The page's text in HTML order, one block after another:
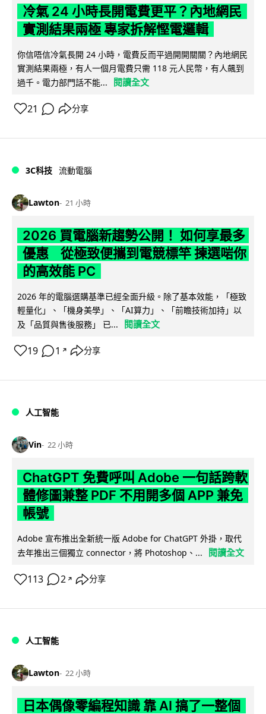
冷氣 24 小時長開電費更平？內地網民
實測結果兩極 專家拆解慳電邏輯
你信唔信冷氣長開 24 小時，電費反而平過開開關關？內地網民
實測結果兩極，有人一個月電費只需 118 元人民幣，有人飆到
過千。電力部門話不能...
閱讀全文
21 分享
3C科技 流動電腦
Lawton 21 小時
2026 買電腦新趨勢公開！ 如何享最多
優惠 從極致便攜到電競標竿 揀選啱你
的高效能 PC
2026 年的電腦選購基準已經全面升級。除了基本效能，「極致
輕量化」、「機身美學」、「AI算力」、「前瞻技術加持」以
及「品質與售後服務」 已...
閱讀全文
19 1 ↗ 分享
人工智能
Vin 22 小時
ChatGPT 免費呼叫 Adobe 一句話跨軟
體修圖兼整 PDF 不用開多個 APP 兼免
帳號
Adobe 宣布推出全新統一版 Adobe for ChatGPT 外掛，取代
去年推出三個獨立 connector，將 Photoshop、...
閱讀全文
113 2 ↗ 分享
人工智能
Lawton 22 小時
日本偶像零編程知識 靠 AI 搞了一整個